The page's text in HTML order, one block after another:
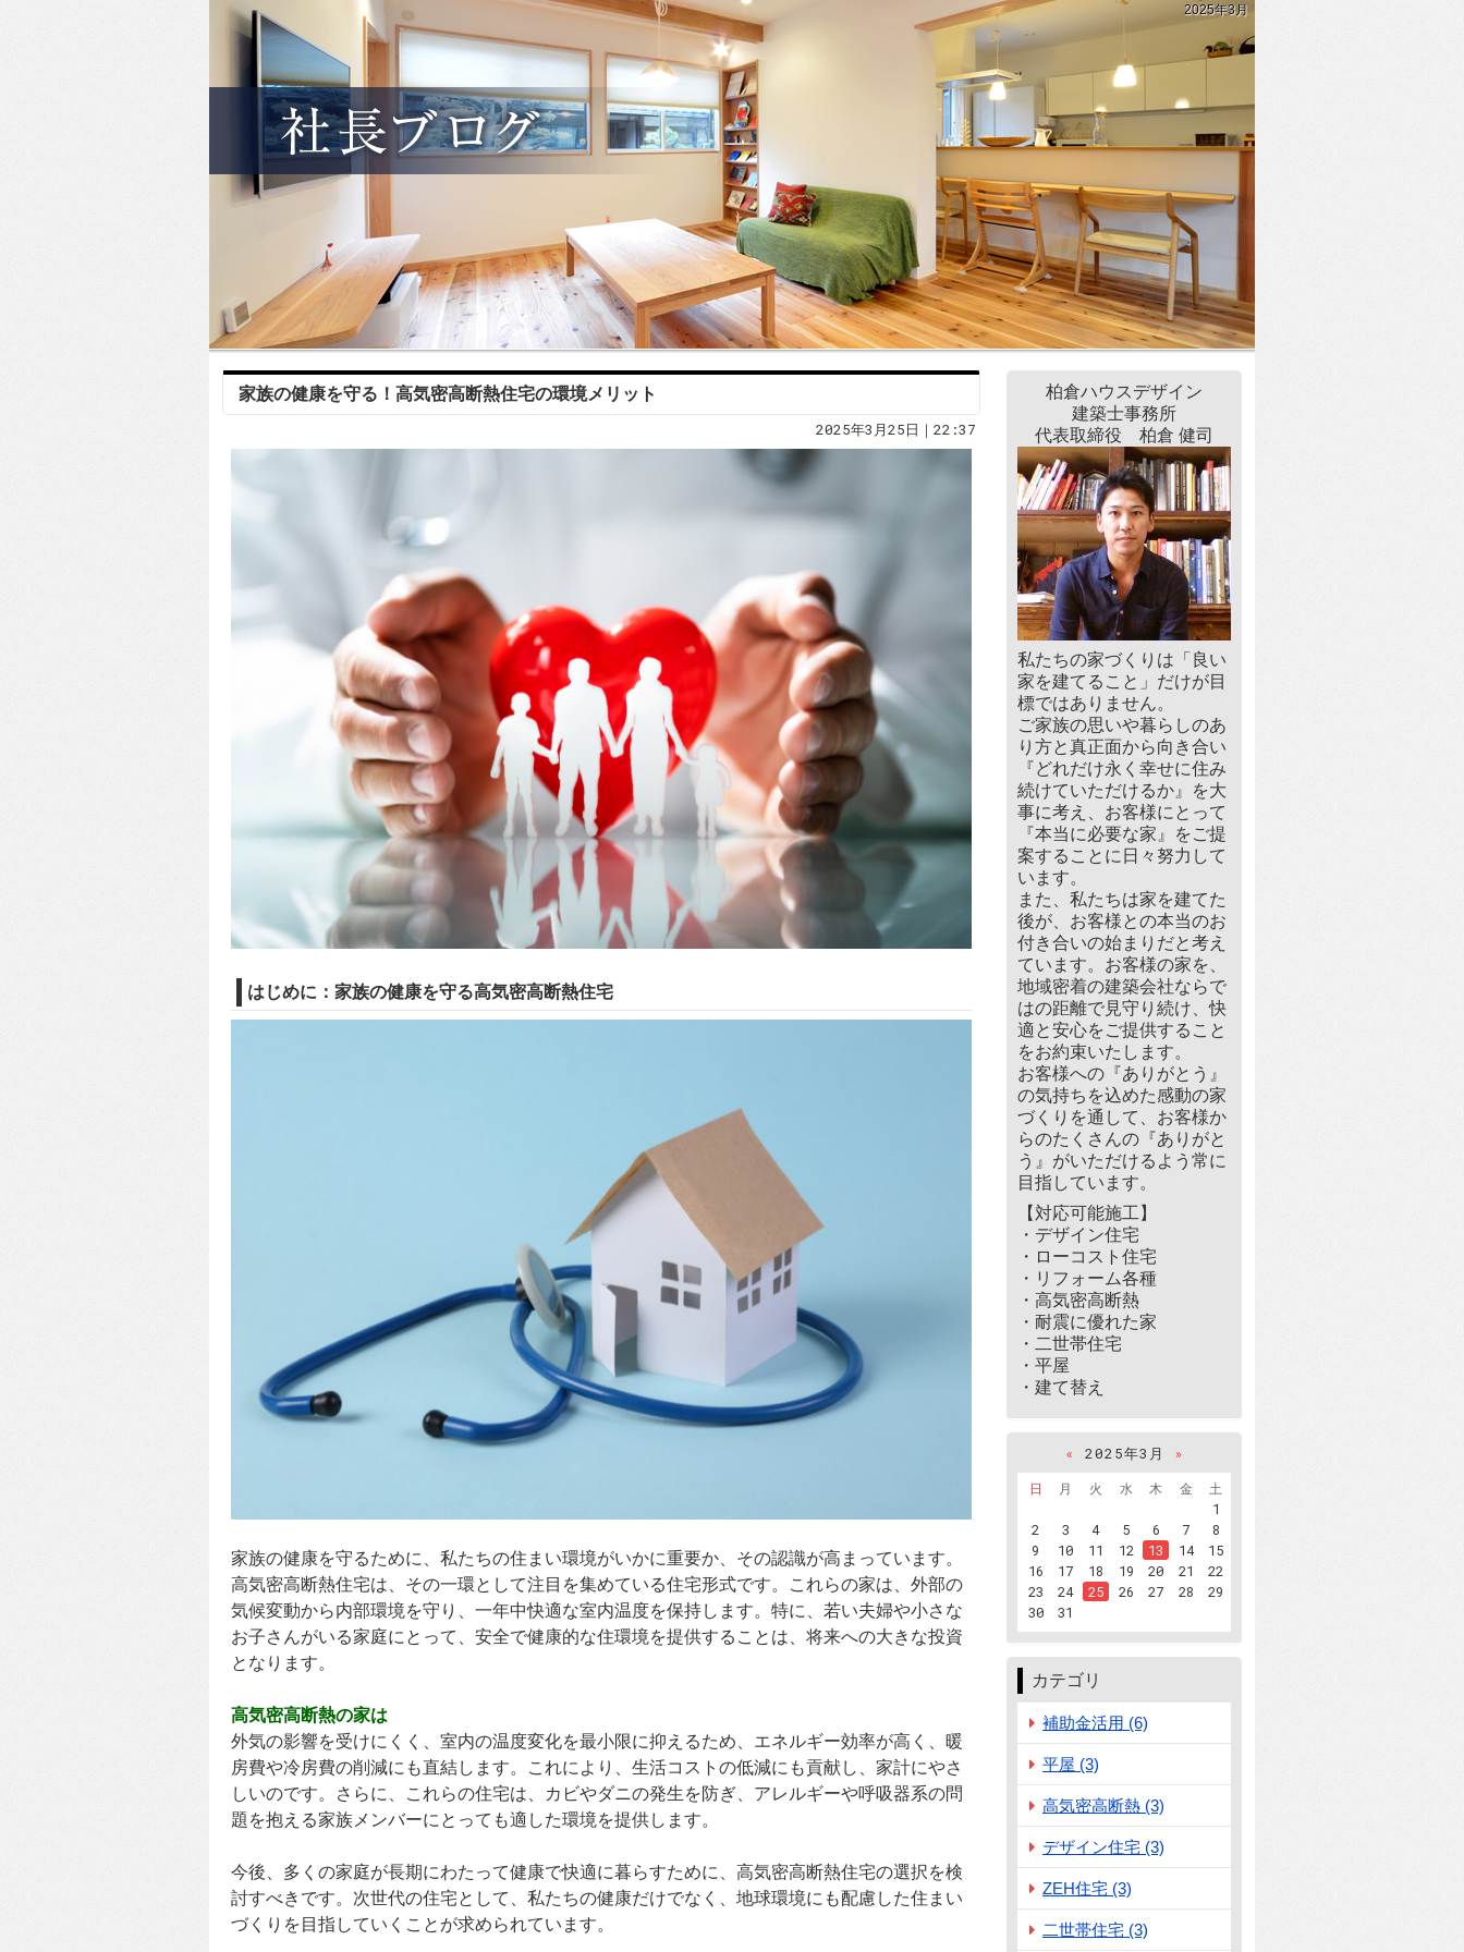
2025年3月
家族の健康を守る！高気密高断熱住宅の環境メリット
2025年3月25日｜22:37
はじめに：家族の健康を守る高気密高断熱住宅
家族の健康を守るために、私たちの住まい環境がいかに重要か、その認識が高まっています。
高気密高断熱住宅は、その一環として注目を集めている住宅形式です。これらの家は、外部の
気候変動から内部環境を守り、一年中快適な室内温度を保持します。特に、若い夫婦や小さな
お子さんがいる家庭にとって、安全で健康的な住環境を提供することは、将来への大きな投資
となります。
高気密高断熱の家は
外気の影響を受けにくく、室内の温度変化を最小限に抑えるため、エネルギー効率が高く、暖
房費や冷房費の削減にも直結します。これにより、生活コストの低減にも貢献し、家計にやさ
しいのです。さらに、これらの住宅は、カビやダニの発生を防ぎ、アレルギーや呼吸器系の問
題を抱える家族メンバーにとっても適した環境を提供します。
今後、多くの家庭が長期にわたって健康で快適に暮らすために、高気密高断熱住宅の選択を検
討すべきです。次世代の住宅として、私たちの健康だけでなく、地球環境にも配慮した住まい
づくりを目指していくことが求められています。
柏倉ハウスデザイン
建築士事務所
代表取締役 ​柏倉 健司
私たちの家づくりは「良い
家を建てること」だけが目
標ではありません。
ご家族の思いや暮らしのあ
り方と真正面から向き合い
『どれだけ永く幸せに住み
続けていただけるか』を大
事に考え、お客様にとって
『本当に必要な家』をご提
案することに日々努力して
います。
また、私たちは家を建てた
後が、お客様との本当のお
付き合いの始まりだと考え
ています。お客様の家を、
地域密着の建築会社ならで
はの距離で見守り続け、快
適と安心をご提供すること
をお約束いたします。
お客様への『ありがとう』
の気持ちを込めた感動の家
づくりを通して、お客様か
らのたくさんの『ありがと
う』がいただけるよう常に
目指しています。
【対応可能施工】
・デザイン住宅
・ローコスト住宅
・リフォーム各種
・高気密高断熱
・耐震に優れた家
・二世帯住宅
・平屋
・建て替え
« 2025年3月
»
日
月 火 水 木 金
土
1
2
3 4 5 6 7
8
9
10 11 12 13 14
15
16
17 18 19 20 21
22
23
24 25 26 27 28
29
30
31
カテゴリ
補助金活用 (6)
平屋 (3)
高気密高断熱 (3)
デザイン住宅 (3)
ZEH住宅 (3)
二世帯住宅 (3)